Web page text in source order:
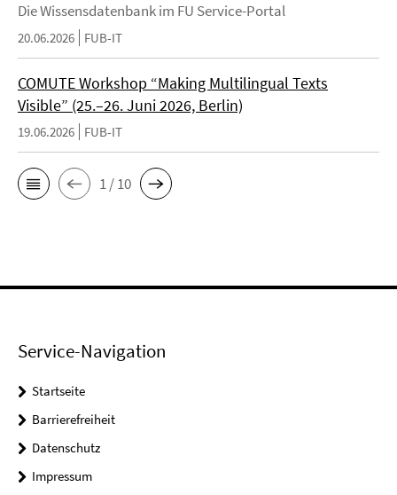
Die Wissensdatenbank im FU Service-Portal
20.06.2026 FUB-IT
COMUTE Workshop “Making Multilingual Texts
Visible” (25.–26. Juni 2026, Berlin)
19.06.2026 FUB-IT
1 / 10
Service-Navigation
Startseite
Barrierefreiheit
Datenschutz
Impressum